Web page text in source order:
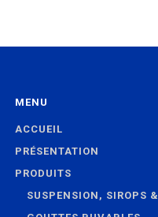
MENU
ACCUEIL
PRÉSENTATION
PRODUITS
SUSPENSION, SIROPS &